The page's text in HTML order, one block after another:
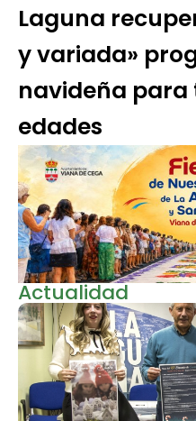
Laguna
y variada»
navideña para
edades
Actualidad